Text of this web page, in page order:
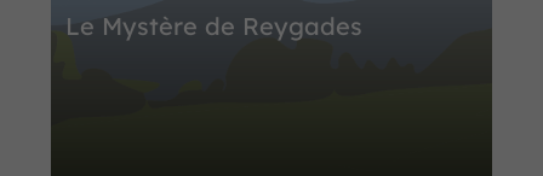
Le Mystère de Reygades